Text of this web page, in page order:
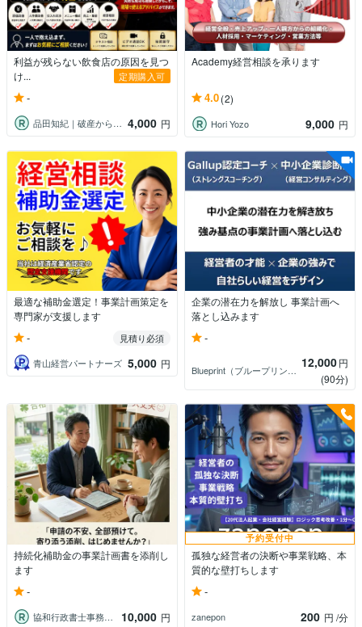
利益が残らない飲食店の原因を見つ
け...
定期購入可
-
品田知紀｜破産から再起したコンサルタント 4,000 円
Academy経営相談を承ります
4.0(2)
Hori Yozo 9,000 円
最適な補助金選定！事業計画策定を
専門家が支援します
-
見積り必須
青山経営パートナーズ 5,000 円
企業の潜在力を解放し 事業計画へ
落とし込みます
-
Blueprint（ブループリント） 12,000円
(90分)
持続化補助金の事業計画書を添削し
ます
-
協和行政書士事務所｜元窓口担当 10,000 円
予約受付中
孤独な経営者の決断や事業戦略、本
質的な壁打ちします
-
zanepon 200 円 /分